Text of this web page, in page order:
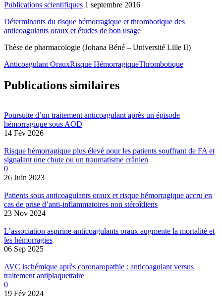
Publications scientifiques 1 septembre 2016
Déterminants du risque hémorragique et thrombotique des
anticoagulants oraux et études de bon usage
Thèse de pharmacologie (Johana Béné – Université Lille II)
Anticoagulant OrauxRisque HémorragiqueThrombotique
Publications similaires
Poursuite d’un traitement anticoagulant après un épisode
hémorragique sous AOD
14 Fév 2026
Risque hémorragique plus élevé pour les patients souffrant de FA et
signalant une chute ou un traumatisme crânien
0
26 Juin 2023
Patients sous anticoagulants oraux et risque hémorragique accru en
cas de prise d’anti-inflammatoires non stéroîdiens
23 Nov 2024
L’association aspirine-anticoagulants oraux augmente la mortalité et
les hémorragies
06 Sep 2025
AVC ischémique après coronaropathie : anticoagulant versus
traitement antiplaquettaire
0
19 Fév 2024